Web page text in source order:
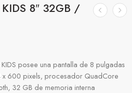
8″ 32GB /
posee una pantalla de 8 pulgadas
x 600 pixels, procesador QuadCore
32 GB de memoria interna